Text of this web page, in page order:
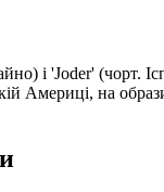
і 'Joder' (чорт.
Америці, на